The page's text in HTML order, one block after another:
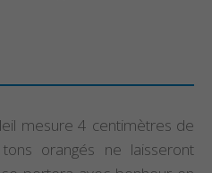
mesure 4 centimètres de
orangés ne laisseront